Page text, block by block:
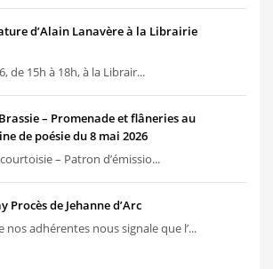
d’Alain Lanavère à la Librairie
de 15h à 18h, à la Librair...
– Promenade et flâneries au
de poésie du 8 mai 2026
– Patron d’émissio...
Procès de Jehanne d’Arc
nos adhérentes nous signale que l’...